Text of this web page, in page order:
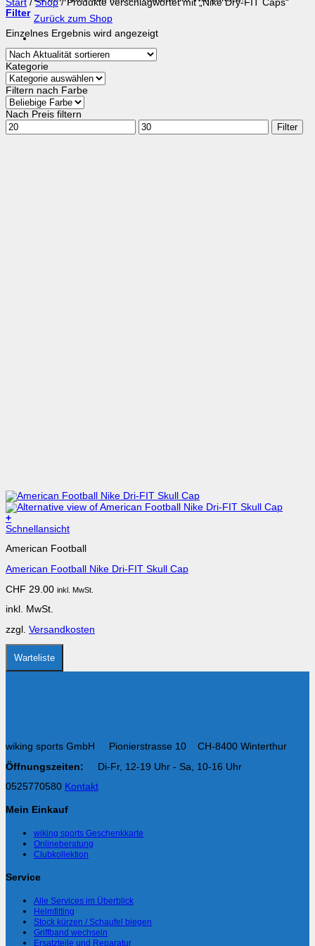
Zurück zum Shop
Start / Shop /Produkte verschlagwortet mit „Nike Dry-FIT Caps“
Filter
Einzelnes Ergebnis wird angezeigt
Kategorie
Filtern nach Farbe
Nach Preis filtern
Min.
Preis
Max.
Preis
Filter
+
Dieses
weist
Varianten
Die
können
der
Produktseite
gewählt
Schnellansicht
American Football
American Football Nike Dri-FIT Skull Cap
CHF 29.00 inkl. MwSt.
inkl. MwSt.
zzgl. Versandkosten
Warteliste
wiking sports GmbH Pionierstrasse 10 CH-8400 Winterthur
Öffnungszeiten: Di-Fr, 12-19 Uhr - Sa, 10-16 Uhr
0525770580 Kontakt
Mein Einkauf
wiking sports Geschenkkarte
Onlineberatung
Clubkollektion
Service
Alle Services im Überblick
Helmfitting
Stock kürzen / Schaufel biegen
Griffband wechseln
Ersatzteile und Reparatur